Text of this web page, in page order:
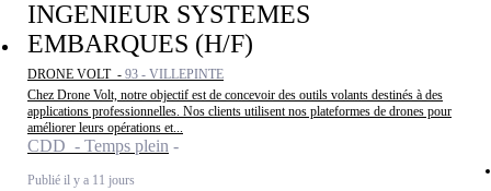
INGENIEUR SYSTEMES
EMBARQUES (H/F)
DRONE VOLT - 93 - VILLEPINTE
Chez Drone Volt, notre objectif est de concevoir des outils volants destinés à des
applications professionnelles. Nos clients utilisent nos plateformes de drones pour
améliorer leurs opérations et...
CDD - Temps plein
Publié il y a 11 jours